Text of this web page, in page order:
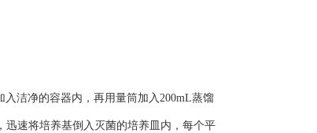
洁净的容器内，再用量筒加入200mL蒸馏
速将培养基倒入灭菌的培养皿内，每个平